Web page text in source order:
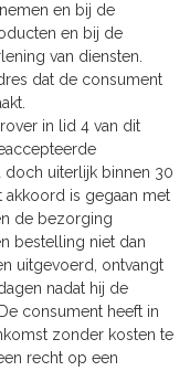
en bij de
en bij de
van diensten.
dat de consument
in lid 4 van dit
uiterlijk binnen 30
akkoord is gegaan met
de bezorging
bestelling niet dan
uitgevoerd, ontvangt
nadat hij de
consument heeft in
zonder kosten te
recht op een